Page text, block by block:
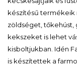
készítésű
zöldséget, tőkehúst,
kekszeket is lehet
kisboltjukban. Idén
is készítettek a